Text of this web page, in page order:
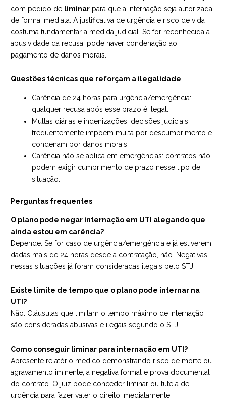
com pedido de liminar para que a internação seja autorizada
de forma imediata. A justificativa de urgência e risco de vida
costuma fundamentar a medida judicial. Se for reconhecida a
abusividade da recusa, pode haver condenação ao
pagamento de danos morais.
Questões técnicas que reforçam a ilegalidade
Carência de 24 horas para urgência/emergência:
qualquer recusa após esse prazo é ilegal.
Multas diárias e indenizações: decisões judiciais
frequentemente impõem multa por descumprimento e
condenam por danos morais.
Carência não se aplica em emergências: contratos não
podem exigir cumprimento de prazo nesse tipo de
situação.
Perguntas frequentes
O plano pode negar internação em UTI alegando que
ainda estou em carência?
Depende. Se for caso de urgência/emergência e já estiverem
dadas mais de 24 horas desde a contratação, não. Negativas
nessas situações já foram consideradas ilegais pelo STJ.
Existe limite de tempo que o plano pode internar na
UTI?
Não. Cláusulas que limitam o tempo máximo de internação
são consideradas abusivas e ilegais segundo o STJ.
Como conseguir liminar para internação em UTI?
Apresente relatório médico demonstrando risco de morte ou
agravamento iminente, a negativa formal e prova documental
do contrato. O juiz pode conceder liminar ou tutela de
urgência para fazer valer o direito imediatamente.